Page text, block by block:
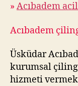
» Acıbadem
Acıbadem
Üsküdar
kurumsal
hizmeti